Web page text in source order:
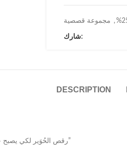
, مجموعة قصصية
شارك:
DESCRIPTION
“رقص الحُوَير لكي يصبح جملًا فانكسرت أربعة قبل أن يصل إلى مبتغاه”